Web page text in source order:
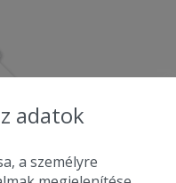
adatok
a személyre